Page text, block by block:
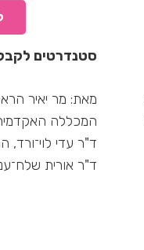
סטנדרטים
מאת: מר יאיר
המכללה האקדמית
ד"ר עדי
ד"ר אורית